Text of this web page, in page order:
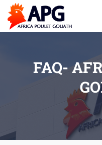
FAQ-